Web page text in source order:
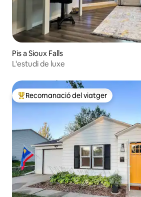
Pis a Sioux Falls
L'estudi de luxe
Principals recomanacions dels viatgers
Recomanació del viatger